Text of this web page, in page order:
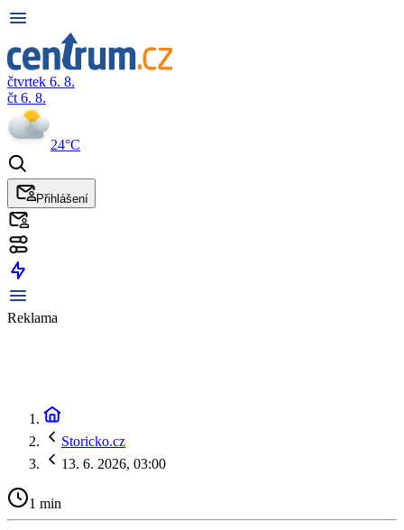
čtvrtek 6. 8.
čt 6. 8.
24°C
Přihlášení
Reklama
Storicko.cz
13. 6. 2026, 03:00
1 min